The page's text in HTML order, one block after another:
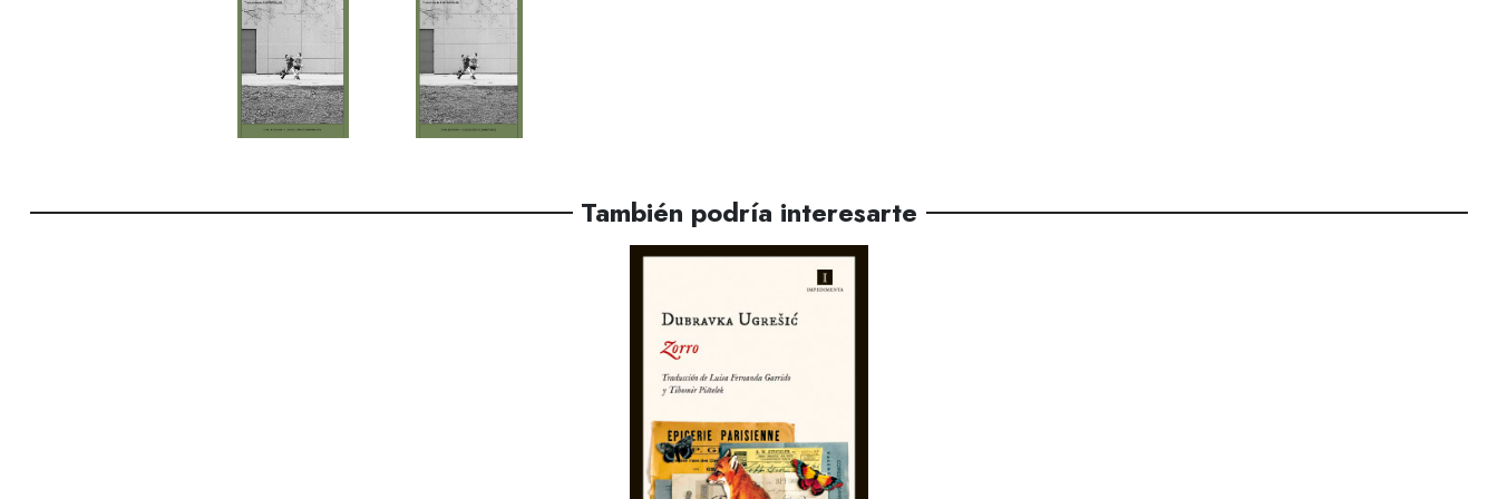
También podría interesarte